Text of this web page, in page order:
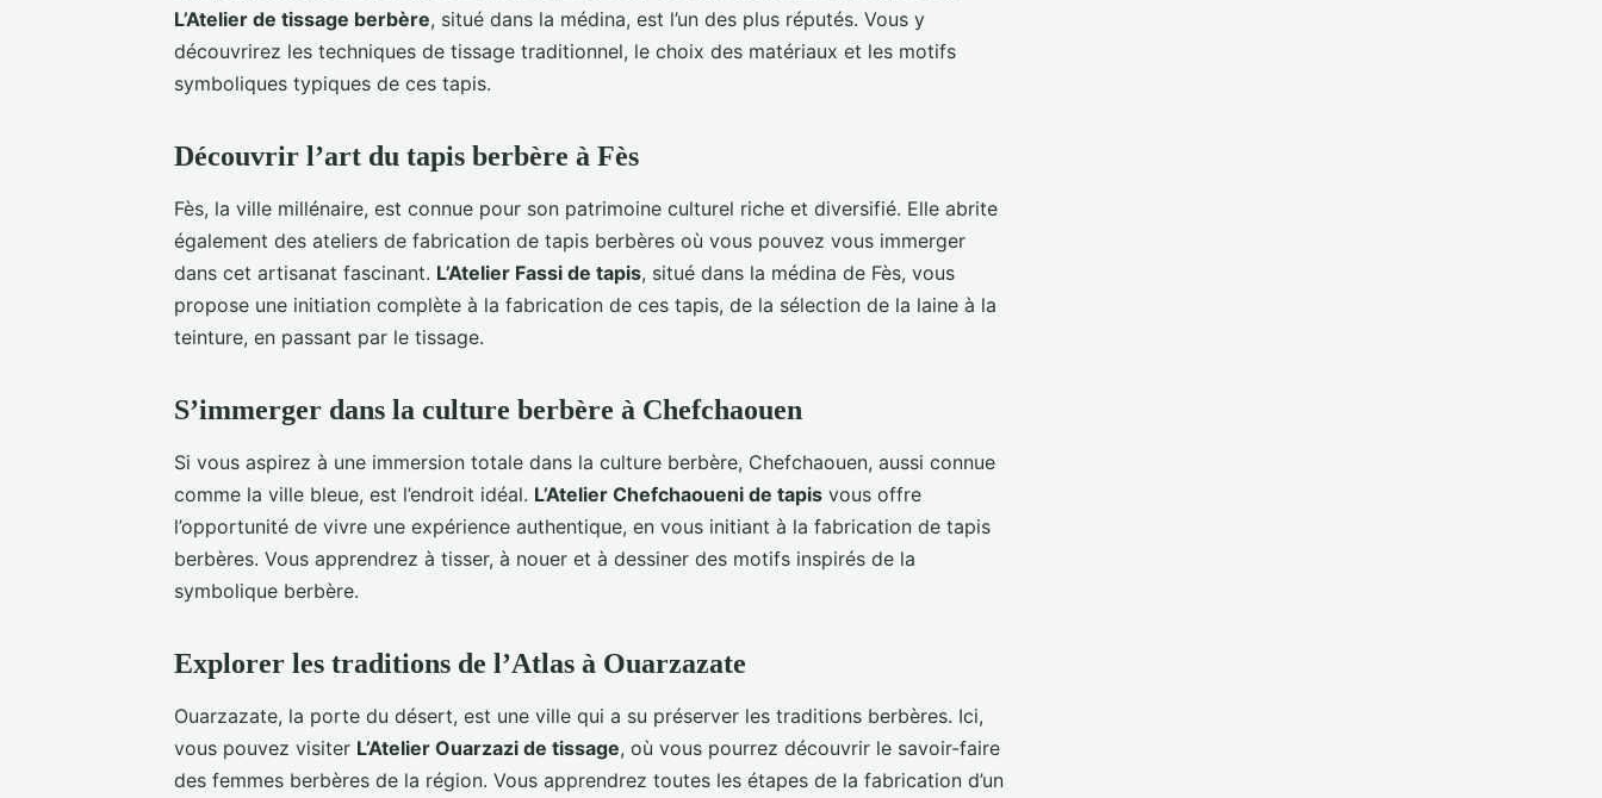
L’Atelier de tissage berbère, situé dans la médina, est l’un des plus réputés. Vous y
découvrirez les techniques de tissage traditionnel, le choix des matériaux et les motifs
symboliques typiques de ces tapis.
Découvrir l’art du tapis berbère à Fès
Fès, la ville millénaire, est connue pour son patrimoine culturel riche et diversifié. Elle abrite
également des ateliers de fabrication de tapis berbères où vous pouvez vous immerger
dans cet artisanat fascinant. L’Atelier Fassi de tapis, situé dans la médina de Fès, vous
propose une initiation complète à la fabrication de ces tapis, de la sélection de la laine à la
teinture, en passant par le tissage.
S’immerger dans la culture berbère à Chefchaouen
Si vous aspirez à une immersion totale dans la culture berbère, Chefchaouen, aussi connue
comme la ville bleue, est l’endroit idéal. L’Atelier Chefchaoueni de tapis vous offre
l’opportunité de vivre une expérience authentique, en vous initiant à la fabrication de tapis
berbères. Vous apprendrez à tisser, à nouer et à dessiner des motifs inspirés de la
symbolique berbère.
Explorer les traditions de l’Atlas à Ouarzazate
Ouarzazate, la porte du désert, est une ville qui a su préserver les traditions berbères. Ici,
vous pouvez visiter L’Atelier Ouarzazi de tissage, où vous pourrez découvrir le savoir-faire
des femmes berbères de la région. Vous apprendrez toutes les étapes de la fabrication d’un